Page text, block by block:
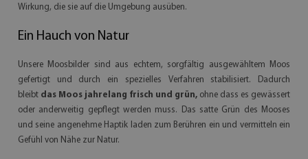
Wirkung, die sie auf die Umgebung ausüben.
Ein Hauch von Natur
Unsere Moosbilder sind aus echtem, sorgfältig ausgewähltem Moos
gefertigt und durch ein spezielles Verfahren stabilisiert. Dadurch
bleibt das Moos jahrelang frisch und grün, ohne dass es gewässert
oder anderweitig gepflegt werden muss. Das satte Grün des Mooses
und seine angenehme Haptik laden zum Berühren ein und vermitteln ein
Gefühl von Nähe zur Natur.